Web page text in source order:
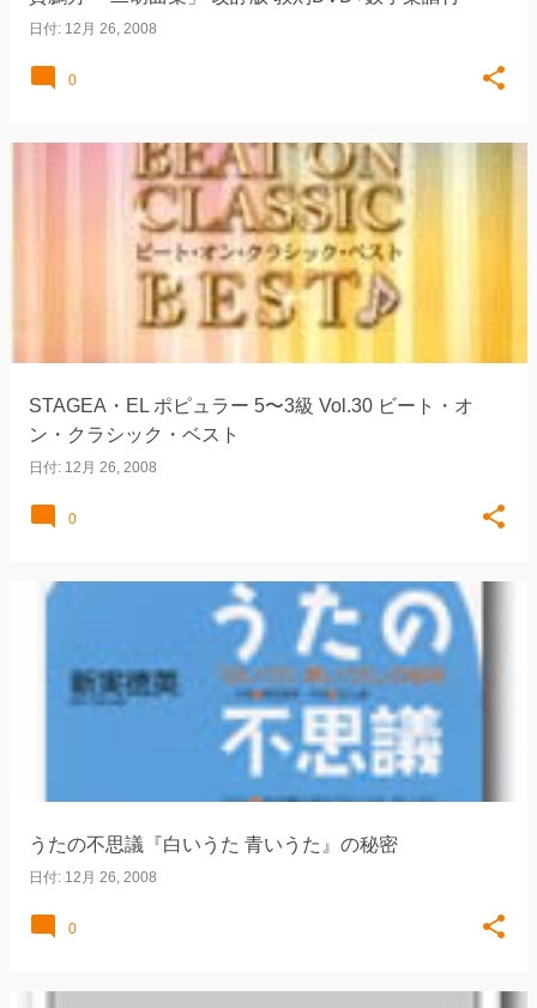
日付: 12月 26, 2008
0
STAGEA・EL ポピュラー 5〜3級 Vol.30 ビート・オ
ン・クラシック・ベスト
日付: 12月 26, 2008
0
うたの不思議『白いうた 青いうた』の秘密
日付: 12月 26, 2008
0